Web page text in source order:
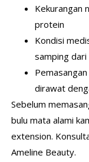
Kekurangan
protein
Kondisi
samping
dirawat
Sebelum
bulu mata alami
extension.
Ameline Beauty.